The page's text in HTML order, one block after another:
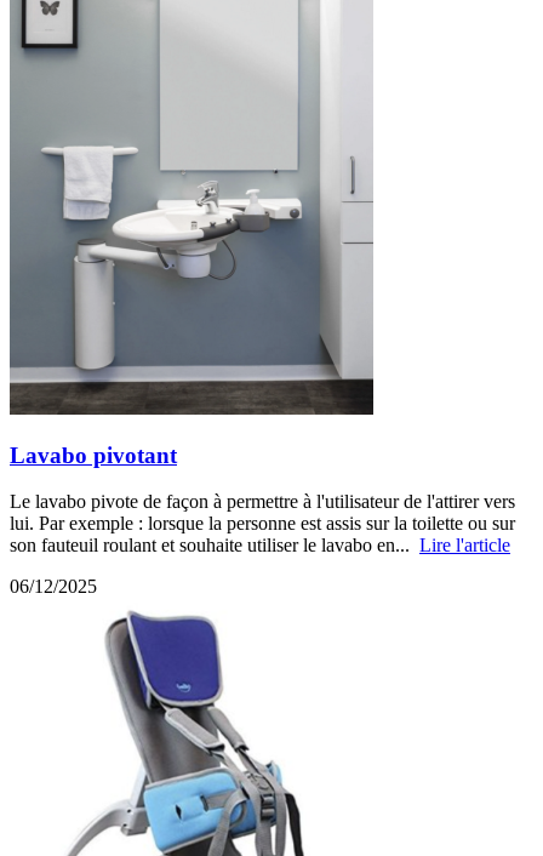
Lavabo pivotant
Le lavabo pivote de façon à permettre à l'utilisateur de l'attirer vers
lui. Par exemple : lorsque la personne est assis sur la toilette ou sur
son fauteuil roulant et souhaite utiliser le lavabo en... Lire l'article
06/12/2025